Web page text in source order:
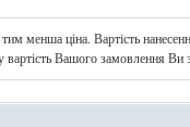
менша ціна. Вартість
Вашого замовлення Ви